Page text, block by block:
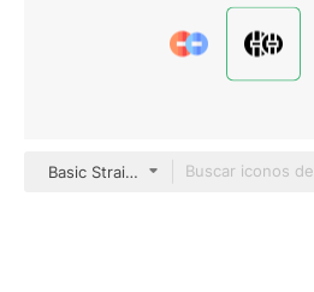
Basic Straight Filled